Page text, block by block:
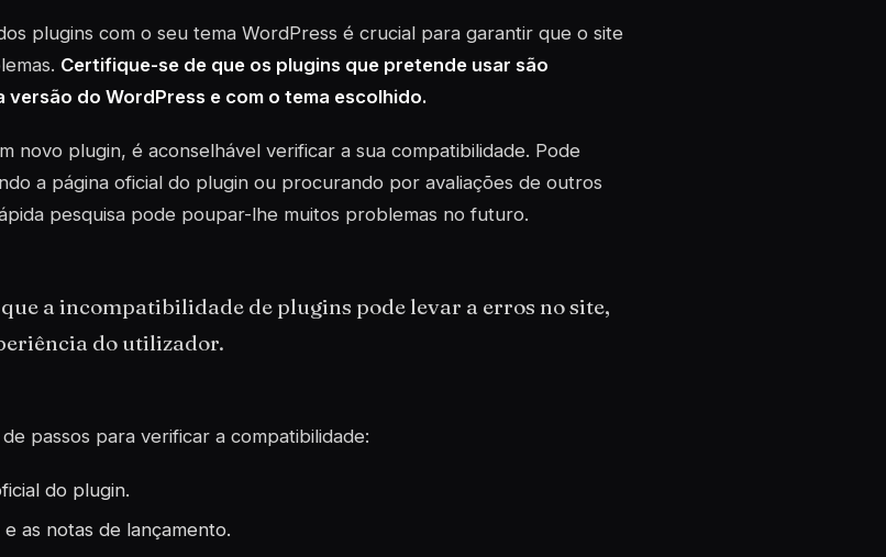
plugins com o seu tema WordPress é crucial para garantir que o site
Certifique-se de que os plugins que pretende usar são
versão do WordPress e com o tema escolhido.
novo plugin, é aconselhável verificar a sua compatibilidade. Pode
a página oficial do plugin ou procurando por avaliações de outros
pesquisa pode poupar-lhe muitos problemas no futuro.
a incompatibilidade de plugins pode levar a erros no site,
do utilizador.
passos para verificar a compatibilidade:
do plugin.
as notas de lançamento.